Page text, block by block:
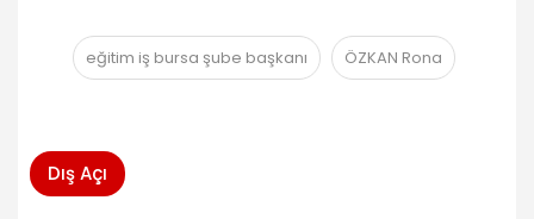
eğitim iş bursa şube başkanı ÖZKAN Rona
Dış Açı